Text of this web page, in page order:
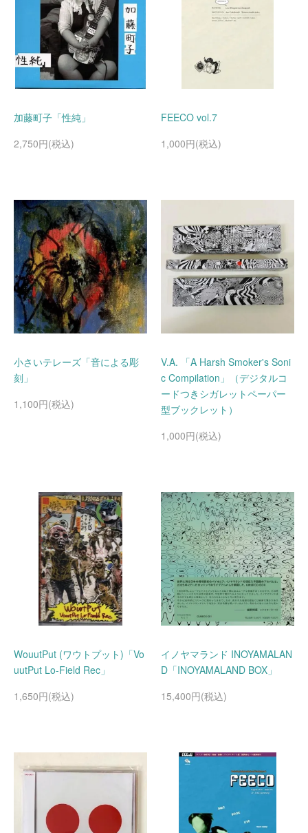
加藤町子「性純」
2,750円(税込)
FEECO vol.7
1,000円(税込)
小さいテレーズ「音による彫
刻」
1,100円(税込)
V.A. 「A Harsh Smoker's Soni
c Compilation」（デジタルコ
ードつきシガレットペーパー
型ブックレット）
1,000円(税込)
WouutPut (ワウトプット)「Vo
uutPut Lo-Field Rec」
1,650円(税込)
イノヤマランド INOYAMALAN
D「INOYAMALAND BOX」
15,400円(税込)